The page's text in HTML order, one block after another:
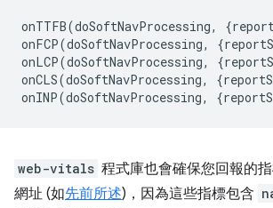
onTTFB(doSoftNavProcessing, {
onFCP(doSoftNavProcessing, {
onLCP(doSoftNavProcessing, {
onCLS(doSoftNavProcessing, {
onINP(doSoftNavProcessing, {
web-vitals 程式庫也會確保您回報的
網址 (如先前所述)，因為這些指標包含